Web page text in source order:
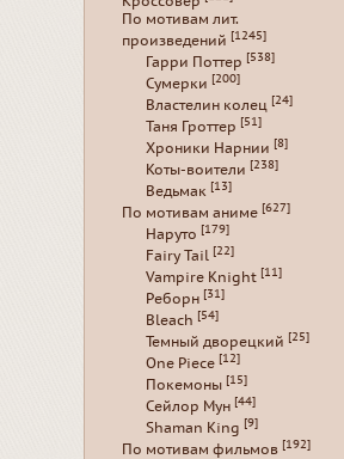
По мотивам лит.
произведений [1245]
Гарри Поттер [538]
Сумерки [200]
Властелин колец [24]
Таня Гроттер [51]
Хроники Нарнии [8]
Коты-воители [238]
Ведьмак [13]
По мотивам аниме [627]
Наруто [179]
Fairy Tail [22]
Vampire Knight [11]
Реборн [31]
Bleach [54]
Темный дворецкий [25]
One Piece [12]
Покемоны [15]
Сейлор Мун [44]
Shaman King [9]
По мотивам фильмов [192]